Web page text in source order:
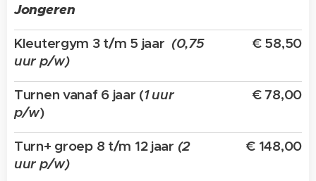
Jongeren
Kleutergym 3 t/m 5 jaar (0,75
uur p/w)
€ 58,50
Turnen vanaf 6 jaar (1 uur
p/w)
€ 78,00
Turn+ groep 8 t/m 12 jaar (2
uur p/w)
€ 148,00